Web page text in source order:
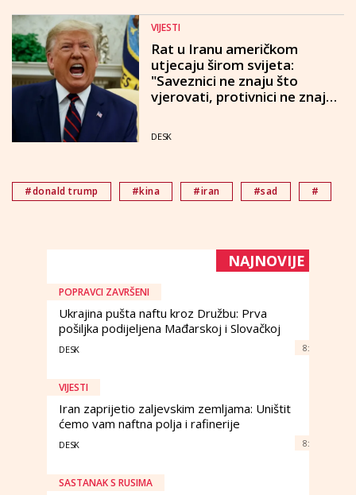
VIJESTI
Rat u Iranu američkom
utjecaju širom svijeta:
"Saveznici ne znaju što
vjerovati, protivnici ne znaju
DESK
#donald trump #kina #iran #sad #
NAJNOVIJE
POPRAVCI ZAVRŠENI
Ukrajina pušta naftu kroz Družbu: Prva
pošiljka podijeljena Mađarskoj i Slovačkoj
DESK 8:
VIJESTI
Iran zaprijetio zaljevskim zemljama: Uništit
ćemo vam naftna polja i rafinerije
DESK 8:
SASTANAK S RUSIMA